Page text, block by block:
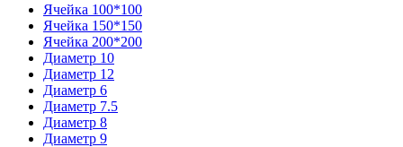
Ячейка 100*100
Ячейка 150*150
Ячейка 200*200
Диаметр 10
Диаметр 12
Диаметр 6
Диаметр 7.5
Диаметр 8
Диаметр 9